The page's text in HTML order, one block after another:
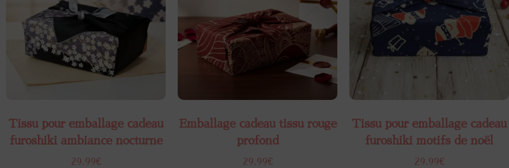
Tissu pour emballage cadeau
furoshiki ambiance nocturne
29.99€
Emballage cadeau tissu rouge
profond
29.99€
Tissu pour emballage cadeau
furoshiki motifs de noël
29.99€